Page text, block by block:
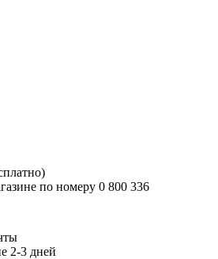
по номеру 0 800 336
2-3 дней